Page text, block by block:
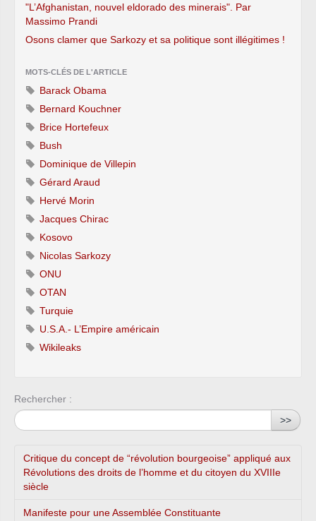
"L’Afghanistan, nouvel eldorado des minerais". Par
Massimo Prandi
Osons clamer que Sarkozy et sa politique sont illégitimes !
MOTS-CLÉS DE L'ARTICLE
Barack Obama
Bernard Kouchner
Brice Hortefeux
Bush
Dominique de Villepin
Gérard Araud
Hervé Morin
Jacques Chirac
Kosovo
Nicolas Sarkozy
ONU
OTAN
Turquie
U.S.A.- L’Empire américain
Wikileaks
Rechercher :
>>
Critique du concept de “révolution bourgeoise” appliqué aux
Révolutions des droits de l’homme et du citoyen du XVIIIe
siècle
Manifeste pour une Assemblée Constituante